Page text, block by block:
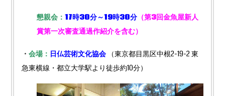
懇親会：17時30分～19時30分 （第3回金魚屋新人
賞第一次審査通過作紹介を含む）
・会場： 日仏芸術文化協会 （東京都目黒区中根2-19-2 東
急東横線・都立大学駅より徒歩約10分）